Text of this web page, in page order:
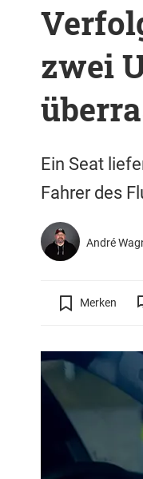
zwei
Ein Seat
Fahrer des
André
Merken